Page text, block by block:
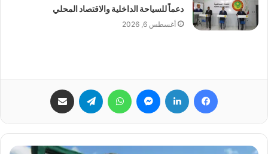
دعماً للسياحة الداخلية والاقتصاد المحلي
أغسطس 6, 2026
فيسبوك لينكدإن ماسنجر واتساب تيلقرام